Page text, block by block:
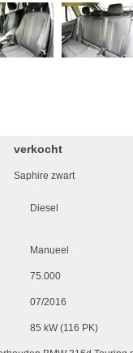
verkocht
Saphire zwart
Diesel
Manueel
75.000
07/2016
85 kW (116 PK)